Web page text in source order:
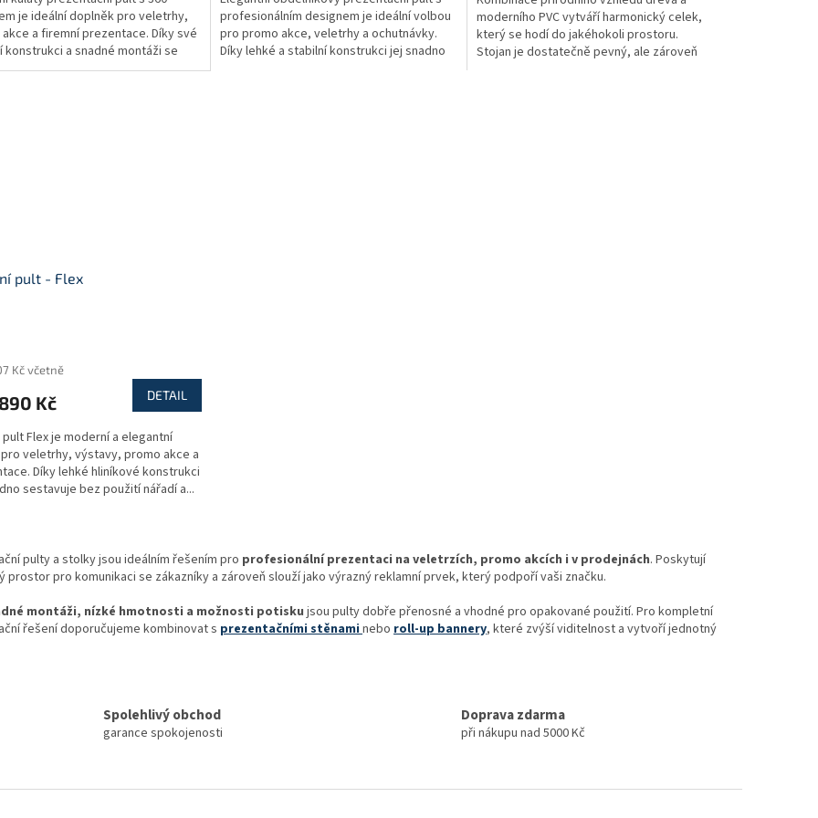
je ideální doplněk pro veletrhy,
a firemní prezentace. Díky své
konstrukci a snadné montáži se
5
hvězdiček.
profesionálním designem je ideální volbou
pro promo akce, veletrhy a ochutnávky.
Díky lehké a stabilní konstrukci jej snadno
5
hvězdiček.
moderního PVC vytváří harmonický celek,
který se hodí do jakéhokoli prostoru.
Stojan je dostatečně pevný, ale zároveň
pult - Flex
Kč včetně
Kč DETAIL
Flex je moderní a elegantní
veletrhy, výstavy, promo akce a
Díky lehké hliníkové konstrukci
sestavuje bez použití nářadí a...
l
á
d
a
c
p
pulty a stolky jsou ideálním řešením pro profesionální prezentaci na veletrzích, promo akcích i v prodejnách. Poskytují
prostor pro komunikaci se zákazníky a zároveň slouží jako výrazný reklamní prvek, který podpoří vaši značku.
montáži, nízké hmotnosti a možnosti potisku jsou pulty dobře přenosné a vhodné pro opakované použití. Pro kompletní
řešení doporučujeme kombinovat s prezentačními stěnami nebo roll-up bannery, které zvýší viditelnost a vytvoří jednotný
Spolehlivý obchod
garance spokojenosti
Doprava zdarma
při nákupu nad 5000 Kč